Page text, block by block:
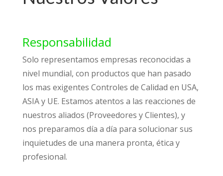
Responsabilidad
Solo representamos empresas reconocidas a
nivel mundial, con productos que han pasado
los mas exigentes Controles de Calidad en USA,
ASIA y UE. Estamos atentos a las reacciones de
nuestros aliados (Proveedores y Clientes), y
nos preparamos día a día para solucionar sus
inquietudes de una manera pronta, ética y
profesional.